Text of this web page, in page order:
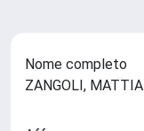
Nome completo
ZANGOLI, MATTIA